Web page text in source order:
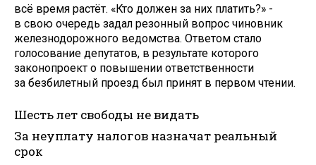
всё время растёт. «Кто должен за них платить?» -
в свою очередь задал резонный вопрос чиновник
железнодорожного ведомства. Ответом стало
голосование депутатов, в результате которого
законопроект о повышении ответственности
за безбилетный проезд был принят в первом чтении.
Шесть лет свободы не видать
За неуплату налогов назначат реальный
срок